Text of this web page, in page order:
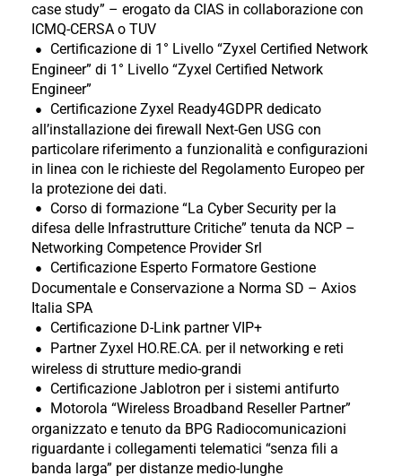
case study” – erogato da CIAS in collaborazione con
ICMQ-CERSA o TUV
Certificazione di 1° Livello “Zyxel Certified Network
Engineer” di 1° Livello “Zyxel Certified Network
Engineer”
Certificazione Zyxel Ready4GDPR dedicato
all’installazione dei firewall Next-Gen USG con
particolare riferimento a funzionalità e configurazioni
in linea con le richieste del Regolamento Europeo per
la protezione dei dati.
Corso di formazione “La Cyber Security per la
difesa delle Infrastrutture Critiche” tenuta da NCP –
Networking Competence Provider Srl
Certificazione Esperto Formatore Gestione
Documentale e Conservazione a Norma SD – Axios
Italia SPA
Certificazione D-Link partner VIP+
Partner Zyxel HO.RE.CA. per il networking e reti
wireless di strutture medio-grandi
Certificazione Jablotron per i sistemi antifurto
Motorola “Wireless Broadband Reseller Partner”
organizzato e tenuto da BPG Radiocomunicazioni
riguardante i collegamenti telematici “senza fili a
banda larga” per distanze medio-lunghe